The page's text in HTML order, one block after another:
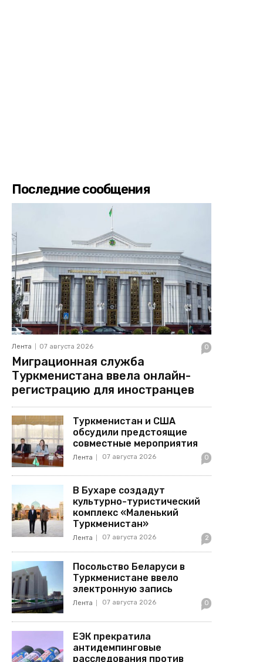
Последние сообщения
Лента 07 августа 2026 0
Миграционная служба
Туркменистана ввела онлайн-
регистрацию для иностранцев
Туркменистан и США
обсудили предстоящие
совместные мероприятия
Лента 07 августа 2026 0
В Бухаре создадут
культурно-туристический
комплекс «Маленький
Туркменистан»
Лента 07 августа 2026 2
Посольство Беларуси в
Туркменистане ввело
электронную запись
Лента 07 августа 2026 0
ЕЭК прекратила
антидемпинговые
расследования против